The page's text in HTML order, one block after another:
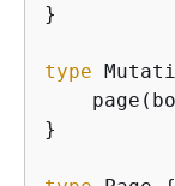
}
type
}